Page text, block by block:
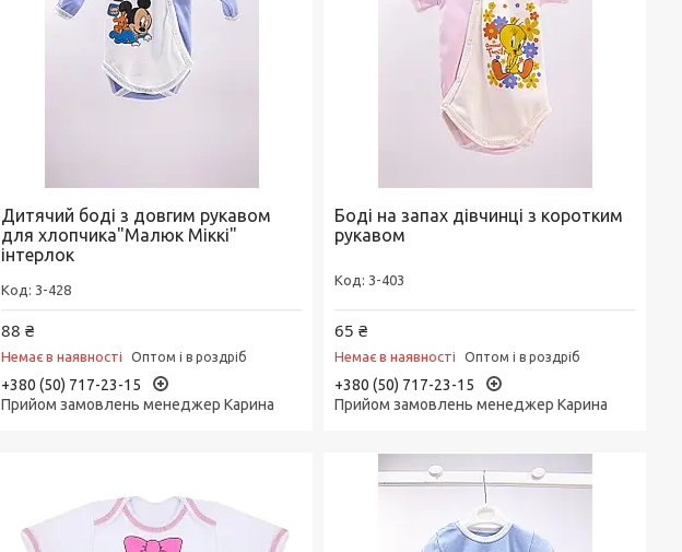
Дитячий боді з довгим рукавом
для хлопчика"Малюк Міккі"
інтерлок
3-428
88 ₴
Немає в наявності Оптом і в роздріб
+380 (50) 717-23-15
Прийом замовлень менеджер Карина
Боді на запах дівчинці з коротким
рукавом
3-403
65 ₴
Немає в наявності Оптом і в роздріб
+380 (50) 717-23-15
Прийом замовлень менеджер Карина